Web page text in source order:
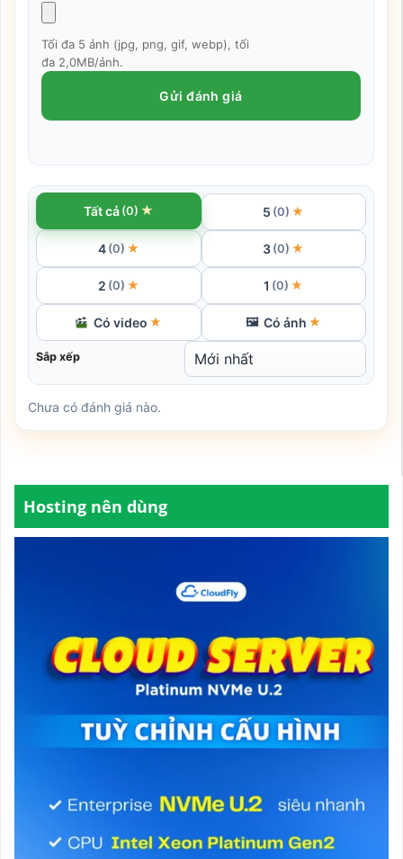
Tối đa 5 ảnh (jpg, png, gif, webp), tối
đa 2,0MB/ảnh.
Gửi đánh giá
Tất cả (0) ★ 5 (0) ★
4 (0) ★ 3 (0) ★
2 (0) ★ 1 (0) ★
Có video ★ 🖼 Có ảnh ★
Sắp xếp
Chưa có đánh giá nào.
Hosting nên dùng